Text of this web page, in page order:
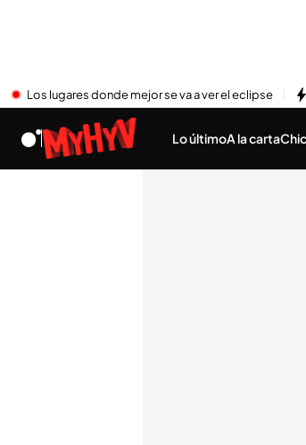
Los lugares donde mejor se va a ver el eclipse
Lo últimoA la carta